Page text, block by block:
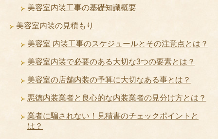
美容室内装工事の基礎知識概要
美容室内装の見積もり
美容室 内装工事のスケジュールとその注意点とは？
美容室内装で必要のある大切な3つの要素とは？
美容室の店舗内装の予算に大切なある事とは？
悪徳内装業者と良心的な内装業者の見分け方とは？
業者に騙されない！見積書のチェックポイントと
は？